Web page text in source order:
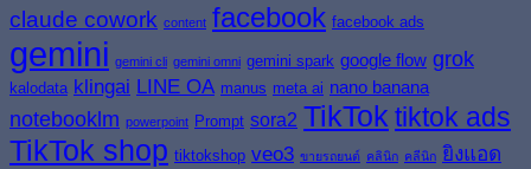
claude cowork content facebook facebook ads
gemini gemini cli gemini omni gemini spark google flow grok
kalodata klingai LINE OA manus meta ai nano banana
notebooklm powerpoint Prompt sora2 TikTok tiktok ads
TikTok shop tiktokshop veo3 ขายรถยนต์ คลินิก คลีนิก ยิงแอด